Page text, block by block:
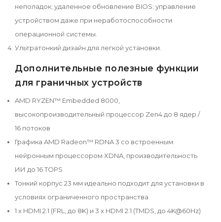
неполадок; удаленное обновление BIOS; управление
устройством даже при неработоспособности
операционной системы.
Ультратонкий дизайн для легкой установки.
Дополнительные полезные функции
для граничных устройств
AMD RYZEN™ Embedded 8000,
высокопроизводительный процессор Zen4 до 8 ядер /
16 потоков
Графика AMD Radeon™ RDNA 3 со встроенным
нейронным процессором XDNA, производительность
ИИ до 16 TOPS
Тонкий корпус 23 мм идеально подходит для установки в
условиях ограниченного пространства
1 x HDMI 2.1 (FRL, до 8K) и 3 x HDMI 2.1 (TMDS, до 4K@60Hz)